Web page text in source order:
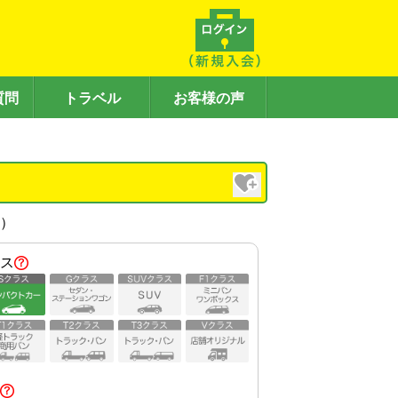
問 トラベル お客様の声